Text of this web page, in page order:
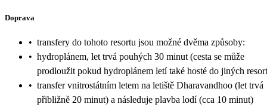
Doprava
• transfery do tohoto resortu jsou možné dvěma způsoby:
• hydroplánem, let trvá pouhých 30 minut (cesta se může
prodloužit pokud hydroplánem letí také hosté do jiných
• transfer vnitrostátním letem na letiště Dharavandhoo (let trvá
přibližně 20 minut) a následuje plavba lodí (cca 10 minut)